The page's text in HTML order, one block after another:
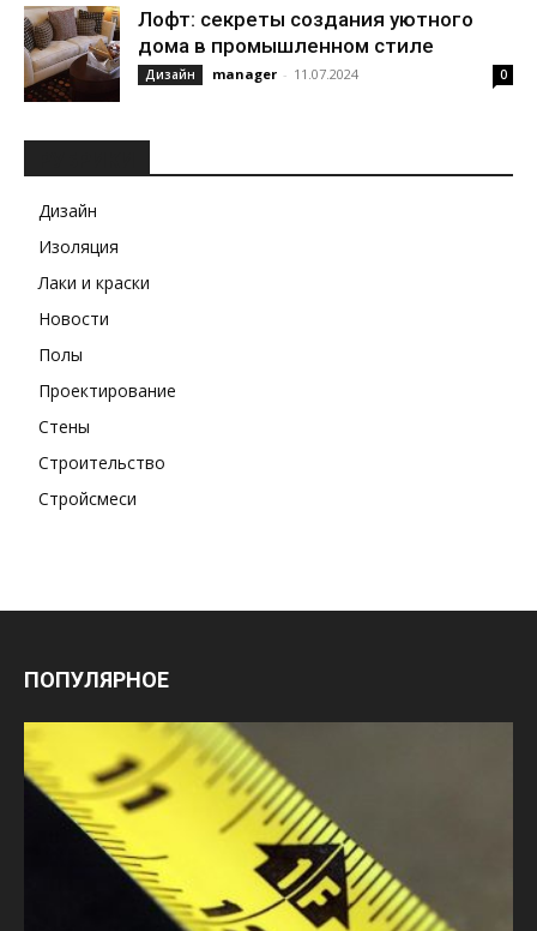
Лофт: секреты создания уютного
дома в промышленном стиле
Дизайн manager - 11.07.2024 0
Дизайн
Изоляция
Лаки и краски
Новости
Полы
Проектирование
Стены
Строительство
Стройсмеси
ПОПУЛЯРНОЕ